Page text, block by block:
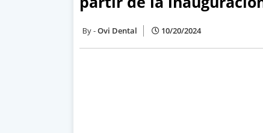
Ovi Dental 10/20/2024